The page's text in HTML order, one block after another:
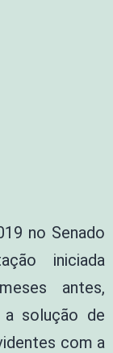
no Senado
iniciada
antes,
solução de
com a